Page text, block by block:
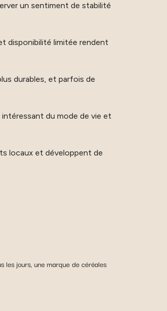
un sentiment de stabilité
disponibilité limitée rendent
durables, et parfois de
du mode de vie et
locaux et développent de
les jours, une marque de céréales